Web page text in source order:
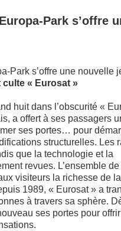
Park s’offre
Park s’offre une nouvelle
« Eurosat »
huit dans l’obscurité «
a offert à ses passagers
ses portes… pour
structurelles. Les
que la technologie et la
revues. L’ensemble
visiteurs la richesse de
1989, « Eurosat » a
à travers sa sphère.
ses portes pour